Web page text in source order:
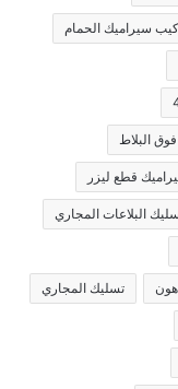
سيراميك الحمام
البلاط
قطع ليزر
البلاعات المجاري
تسليك المجاري